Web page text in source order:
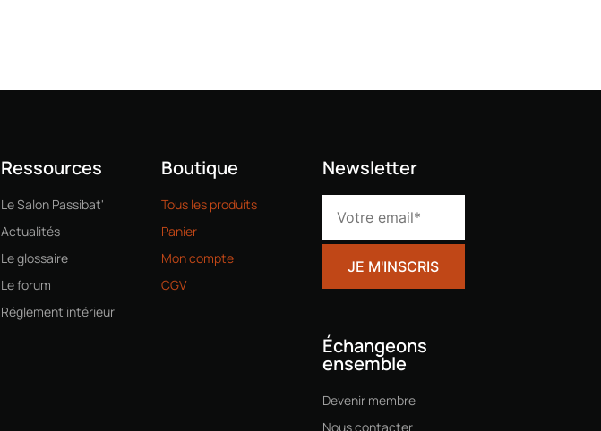
Ressources
Le Salon Passibat'
Actualités
Le glossaire
Le forum
Réglement intérieur
Boutique
Tous les produits
Panier
Mon compte
CGV
Newsletter
Échangeons
ensemble
Devenir membre
Nous contacter